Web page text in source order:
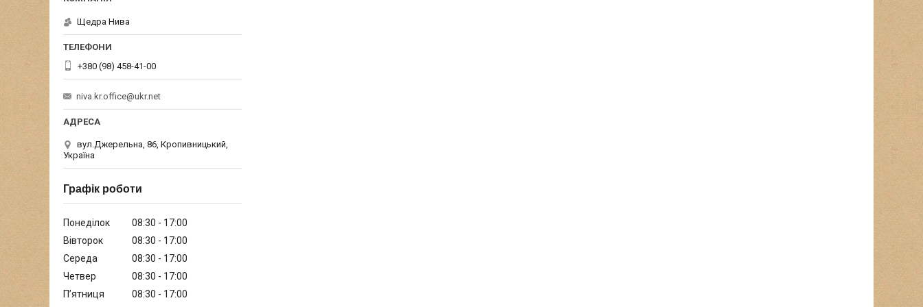
Щедра Нива
+380 (98) 458-41-00
niva.kr.office@ukr.net
вул.Джерельна, 86, Кропивницький,
Україна
Графік роботи
Понеділок 08:30
17:00
Вівторок
08:30
17:00
Середа
08:30
17:00
Четвер
08:30
17:00
Пʼятниця
08:30
17:00